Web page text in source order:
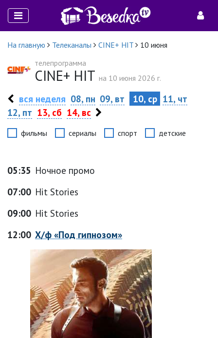
На главную Телеканалы CINE+ HIT
10 июня
телепрограмма
CINE+ HIT на 10 июня 2026 г.
вся неделя 08, пн 09, вт 10, ср 11, чт
12, пт 13, сб 14, вс
фильмы сериалы спорт детские
05:35 Ночное промо
07:00 Hit Stories
09:00 Hit Stories
12:00 Х/ф «Под гипнозом»